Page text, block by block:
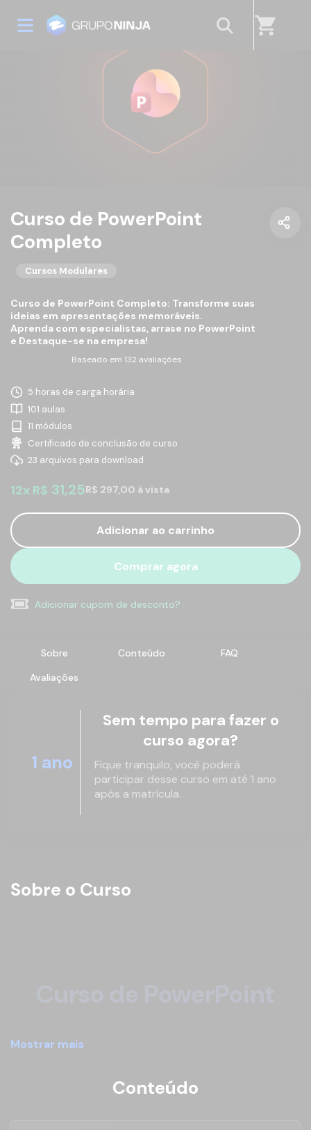
shopping_cart
Curso de PowerPoint
Completo
Curso de PowerPoint Completo: Transforme suas
ideias em apresentações memoráveis.
Aprenda com especialistas, arrase no PowerPoint
e Destaque-se na empresa!
Baseado em 132 avaliações
Cursos Modulares
5 horas de carga horária
101 aulas
11 módulos
Certificado de conclusão de curso
23 arquivos para download
12x R$ 31,25R$ 297,00 à vista
Adicionar ao carrinho
Comprar agora
Adicionar cupom de desconto?
Sobre Conteúdo
FAQ
Avaliações
1 ano
Sem tempo para fazer o
curso agora?
Fique tranquilo, você poderá
participar desse curso em até 1 ano
após a matrícula.
Sobre o Curso
apresentações que deixam as pessoas impressionadas! Aqui
Mostrar mais
Conteúdo